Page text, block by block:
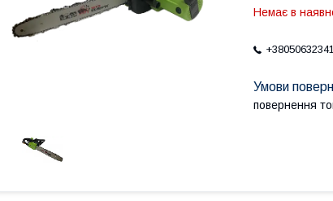
Немає в
повернення